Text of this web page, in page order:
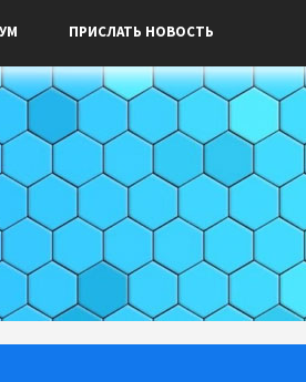
ПРИСЛАТЬ НОВОСТЬ